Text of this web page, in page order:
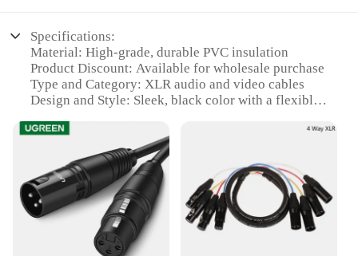
Specifications:
Material: High-grade, durable PVC insulation
Product Discount: Available for wholesale purchase
Type and Category: XLR audio and video cables
Design and Style: Sleek, black color with a flexible,
Usage and Purpose: Ideal for professional audio and
Performance and Property: Superior signal
transmission and noise reduction
Features:
**Unmatched Quality and Performance**
The multicabo xlr cables are designed with the